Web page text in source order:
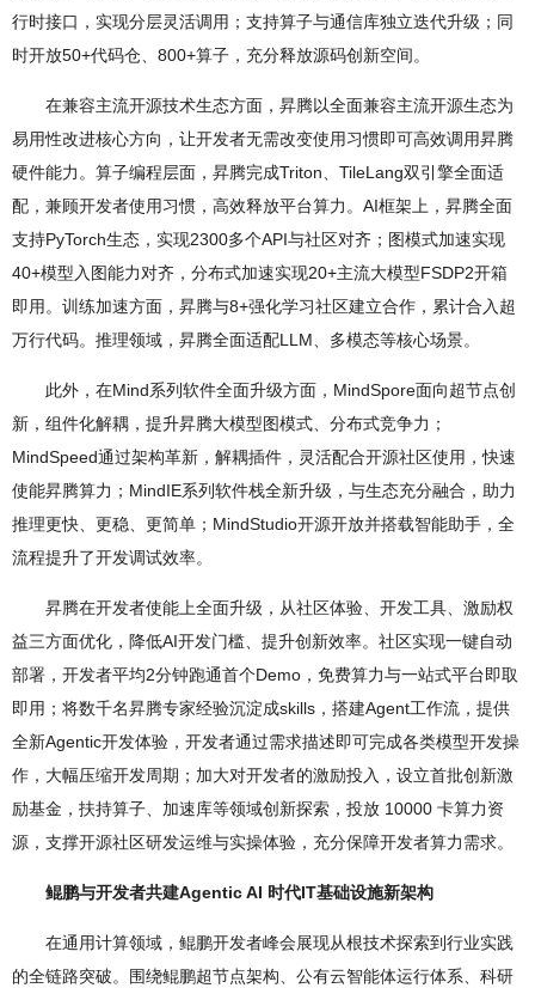
行时接口，实现分层灵活调用；支持算子与通信库独立迭代升级；同
时开放50+代码仓、800+算子，充分释放源码创新空间。
在兼容主流开源技术生态方面，昇腾以全面兼容主流开源生态为
易用性改进核心方向，让开发者无需改变使用习惯即可高效调用昇腾
硬件能力。算子编程层面，昇腾完成Triton、TileLang双引擎全面适
配，兼顾开发者使用习惯，高效释放平台算力。AI框架上，昇腾全面
支持PyTorch生态，实现2300多个API与社区对齐；图模式加速实现
40+模型入图能力对齐，分布式加速实现20+主流大模型FSDP2开箱
即用。训练加速方面，昇腾与8+强化学习社区建立合作，累计合入超
万行代码。推理领域，昇腾全面适配LLM、多模态等核心场景。
此外，在Mind系列软件全面升级方面，MindSpore面向超节点创
新，组件化解耦，提升昇腾大模型图模式、分布式竞争力；
MindSpeed通过架构革新，解耦插件，灵活配合开源社区使用，快速
使能昇腾算力；MindIE系列软件栈全新升级，与生态充分融合，助力
推理更快、更稳、更简单；MindStudio开源开放并搭载智能助手，全
流程提升了开发调试效率。
昇腾在开发者使能上全面升级，从社区体验、开发工具、激励权
益三方面优化，降低AI开发门槛、提升创新效率。社区实现一键自动
部署，开发者平均2分钟跑通首个Demo，免费算力与一站式平台即取
即用；将数千名昇腾专家经验沉淀成skills，搭建Agent工作流，提供
全新Agentic开发体验，开发者通过需求描述即可完成各类模型开发操
作，大幅压缩开发周期；加大对开发者的激励投入，设立首批创新激
励基金，扶持算子、加速库等领域创新探索，投放 10000 卡算力资
源，支撑开源社区研发运维与实操体验，充分保障开发者算力需求。
鲲鹏与开发者共建Agentic AI 时代IT基础设施新架构
在通用计算领域，鲲鹏开发者峰会展现从根技术探索到行业实践
的全链路突破。围绕鲲鹏超节点架构、公有云智能体运行体系、科研